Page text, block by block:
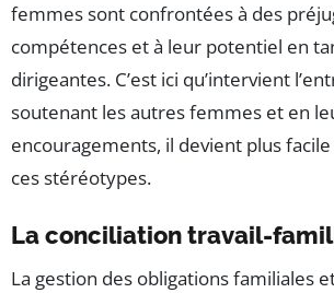
femmes sont confrontées à des
compétences et à leur potentiel en
dirigeantes. C’est ici qu’intervient
soutenant les autres femmes et en
encouragements, il devient plus
ces stéréotypes.
La conciliation travail-
La gestion des obligations familiales